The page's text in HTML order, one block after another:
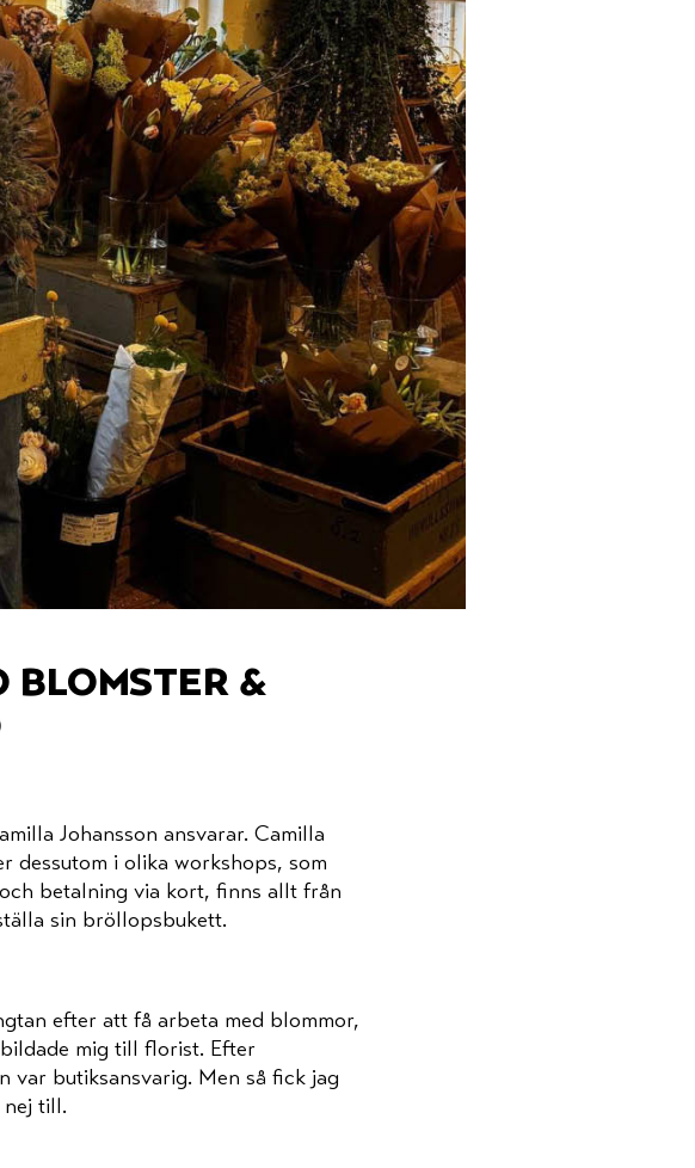
blomster &
Johansson ansvarar. Camilla
dessutom i olika workshops, som
betalning via kort, finns allt från
sin bröllopsbukett.
efter att få arbeta med blommor,
mig till florist. Efter
var butiksansvarig. Men så fick jag
nej till.